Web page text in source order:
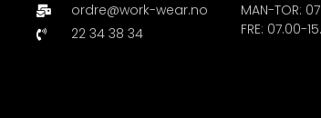
ordre@work-wear.no
22 34 38 34
MAN-TOR:
FRE: 07.00-